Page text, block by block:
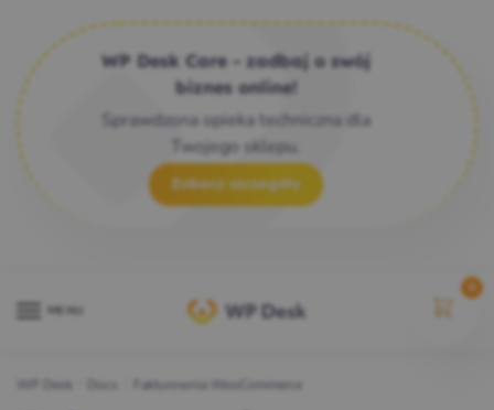
WP Desk Care - zadbaj o swój
biznes online!
Sprawdzona opieka techniczna dla
Twojego sklepu.
Zobacz szczegóły
WP Desk Docs Fakturownia WooCommerce